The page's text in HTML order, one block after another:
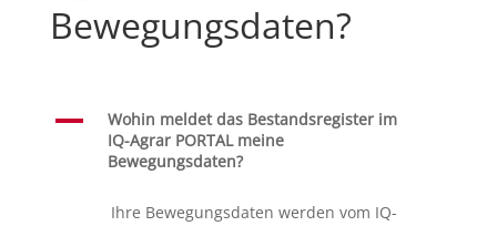
Bewegungsdaten?
A
Wohin meldet das Bestandsregister im
IQ-Agrar PORTAL meine
Bewegungsdaten?
Ihre Bewegungsdaten werden vom IQ-